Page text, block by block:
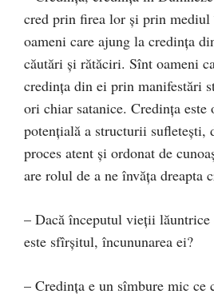
cred prin firea lor şi prin
oameni care ajung la credinţa
căutări şi rătăciri. Sînt oameni
credinţa din ei prin manifestări
ori chiar satanice. Credinţa este
potenţială a structurii sufleteşti,
proces atent şi ordonat de
are rolul de a ne învăţa dreapta
– Dacă începutul vieţii lăuntrice
este sfîrşitul, încununarea ei?
– Credinţa e un sîmbure mic ce